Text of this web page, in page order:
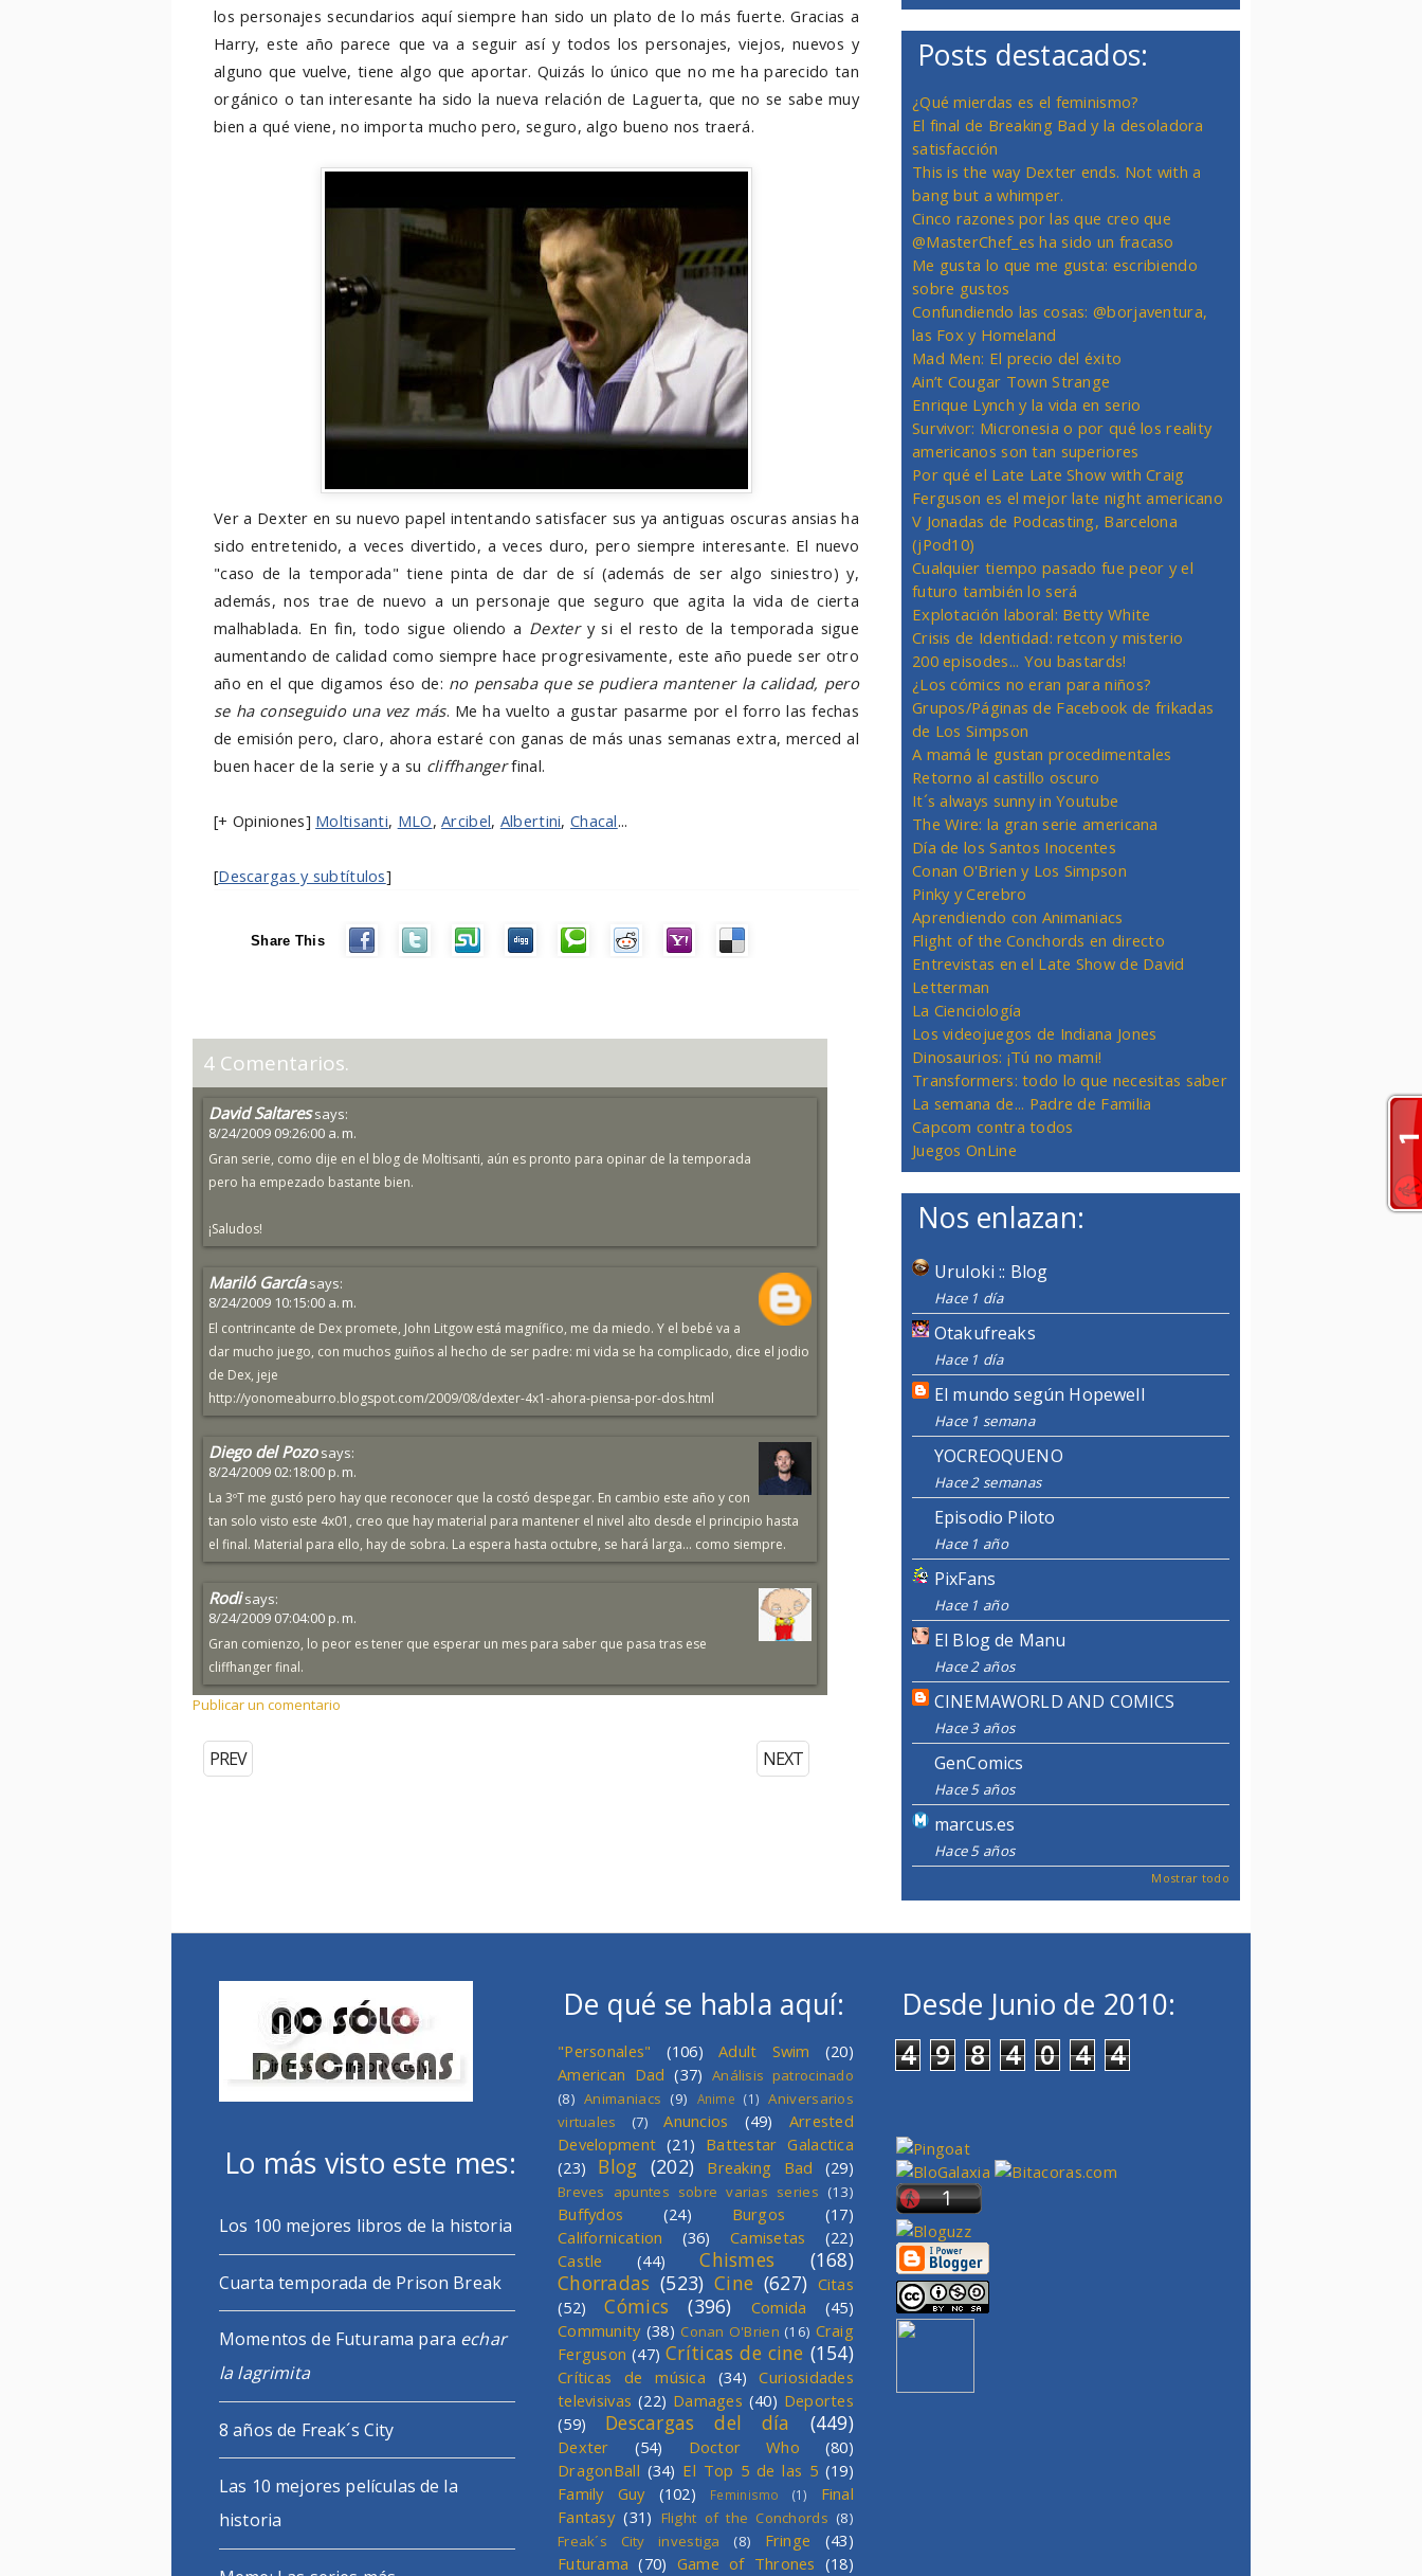
los personajes secundarios aquí siempre han sido un plato de lo más fuerte. Gracias a
Harry, este año parece que va a seguir así y todos los personajes, viejos, nuevos y
alguno que vuelve, tiene algo que aportar. Quizás lo único que no me ha parecido tan
orgánico o tan interesante ha sido la nueva relación de Laguerta, que no se sabe muy
bien a qué viene, no importa mucho pero, seguro, algo bueno nos traerá.
Ver a Dexter en su nuevo papel intentando satisfacer sus ya antiguas oscuras ansias ha
sido entretenido, a veces divertido, a veces duro, pero siempre interesante. El nuevo
"caso de la temporada" tiene pinta de dar de sí (además de ser algo siniestro) y,
además, nos trae de nuevo a un personaje que seguro que agita la vida de cierta
malhablada. En fin, todo sigue oliendo a Dextery si el resto de la temporada sigue
aumentando de calidad como siempre hace progresivamente, este año puede ser otro
año en el que digamos éso de: no pensaba que se pudiera mantener la calidad, pero
se ha conseguido una vez más. Me ha vuelto a gustar pasarme por el forro las fechas
de emisión pero, claro, ahora estaré con ganas de más unas semanas extra, merced al
buen hacer de la serie y a su cliffhangerfinal.
[+ Opiniones] Moltisanti, MLO,Arcibel, Albertini,Chacal...
[Descargas y subtítulos]
Share This
4 Comentarios.
David Saltares says:
8/24/2009 09:26:00 a. m.
Gran serie, como dije en el blog de Moltisanti, aún es pronto para opinar de la temporada
pero ha empezado bastante bien.
¡Saludos!
Mariló García says:
8/24/2009 10:15:00 a. m.
El contrincante de Dex promete, John Litgow está magnífico, me da miedo. Y el bebé va a
dar mucho juego, con muchos guiños al hecho de ser padre: mi vida se ha complicado, dice el jodio
de Dex, jeje
http://yonomeaburro.blogspot.com/2009/08/dexter-4x1-ahora-piensa-por-dos.html
Diego del Pozo says:
8/24/2009 02:18:00 p. m.
La 3ºT me gustó pero hay que reconocer que la costó despegar. En cambio este año y con
tan solo visto este 4x01, creo que hay material para mantener el nivel alto desde el principio hasta
el final. Material para ello, hay de sobra. La espera hasta octubre, se hará larga... como siempre.
Rodi says:
8/24/2009 07:04:00 p. m.
Gran comienzo, lo peor es tener que esperar un mes para saber que pasa tras ese
cliffhanger final.
Publicar un comentario
NEXT
PREV
Posts destacados:
¿Qué mierdas es el feminismo?
El final de Breaking Bad y la desoladora
satisfacción
This is the way Dexter ends. Not with a
bang but a whimper.
Cinco razones por las que creo que
@MasterChef_es ha sido un fracaso
Me gusta lo que me gusta: escribiendo
sobre gustos
Confundiendo las cosas: @borjaventura,
las Fox y Homeland
Mad Men: El precio del éxito
Ain’t Cougar Town Strange
Enrique Lynch y la vida en serio
Survivor: Micronesia o por qué los reality
americanos son tan superiores
Por qué el Late Late Show with Craig
Ferguson es el mejor late night americano
V Jonadas de Podcasting, Barcelona
(jPod10)
Cualquier tiempo pasado fue peor y el
futuro también lo será
Explotación laboral: Betty White
Crisis de Identidad: retcon y misterio
200 episodes... You bastards!
¿Los cómics no eran para niños?
Grupos/Páginas de Facebook de frikadas
de Los Simpson
A mamá le gustan procedimentales
Retorno al castillo oscuro
It´s always sunny in Youtube
The Wire: la gran serie americana
Día de los Santos Inocentes
Conan O'Brien y Los Simpson
Pinky y Cerebro
Aprendiendo con Animaniacs
Flight of the Conchords en directo
Entrevistas en el Late Show de David
Letterman
La Cienciología
Los videojuegos de Indiana Jones
Dinosaurios: ¡Tú no mami!
Transformers: todo lo que necesitas saber
La semana de... Padre de Familia
Capcom contra todos
Juegos OnLine
Nos enlazan:
Uruloki :: Blog
Hace 1 día
Otakufreaks
Hace 1 día
El mundo según Hopewell
Hace 1 semana
YOCREOQUENO
Hace 2 semanas
Episodio Piloto
Hace 1 año
PixFans
Hace 1 año
El Blog de Manu
Hace 2 años
CINEMAWORLD AND COMICS
Hace 3 años
GenComics
Hace 5 años
marcus.es
Hace 5 años
Mostrar todo
Lo más visto este mes:
Los 100 mejores libros de la historia
Cuarta temporada de Prison Break
Momentos de Futurama para echar
la lagrimita
8 años de Freak´s City
Las 10 mejores películas de la
historia
De qué se habla aquí:
"Personales" (106) Adult Swim
(20)
American Dad (37) Análisis patrocinado
(8) Animaniacs (9) Anime (1) Aniversarios
virtuales
(7) Anuncios (49)
Arrested
Development (21) Battestar Galactica
(23)
Blog (202) Breaking Bad (29)
Breves apuntes sobre varias series (13)
Buffydos (24) Burgos
(17)
Californication
(36) Camisetas
(22)
Castle
(44) Chismes
(168)
Chorradas (523) Cine (627) Citas
(52)
Cómics (396) Comida
(45)
Community (38) Conan O'Brien (16) Craig
Ferguson (47) Críticas de cine (154)
Críticas de música (34)
Curiosidades
televisivas (22) Damages (40) Deportes
(59)
Descargas del día (449)
Dexter (54) Doctor Who
(80)
DragonBall (34) El Top 5 de las 5 (19)
Family Guy
(102) Feminismo (1)
Final
Fantasy (31) Flight of the Conchords (8)
Freak´s City investiga
(8) Fringe
(43)
Futurama (70) Game of Thrones (18)
Desde Junio de 2010:
4 9 8 4 0 4 4